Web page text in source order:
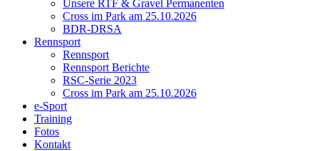
Unsere RTF & Gravel Permanenten
Cross im Park am 25.10.2026
BDR-DRSA
Rennsport
Rennsport
Rennsport Berichte
RSC-Serie 2023
Cross im Park am 25.10.2026
e-Sport
Training
Fotos
Kontakt